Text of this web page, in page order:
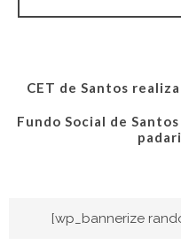
CET de Santos
Fundo Social de
[wp_bannerize